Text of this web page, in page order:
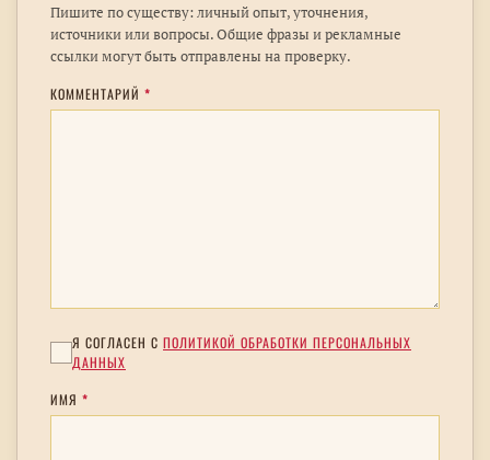
Пишите по существу: личный опыт, уточнения,
источники или вопросы. Общие фразы и рекламные
ссылки могут быть отправлены на проверку.
КОММЕНТАРИЙ *
Я СОГЛАСЕН С ПОЛИТИКОЙ ОБРАБОТКИ ПЕРСОНАЛЬНЫХ
ДАННЫХ
ИМЯ *